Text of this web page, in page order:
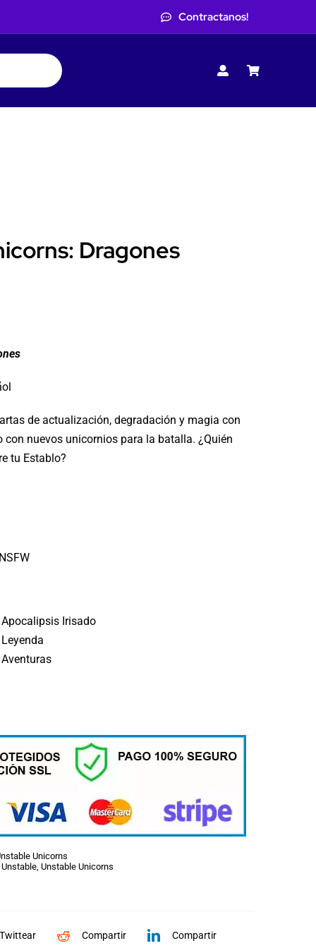
Contractanos!
Dragones
de actualización, degradación y magia con
con nuevos unicornios para la batalla. ¿Quién
tu Establo?
Irisado
Unicorns
Unstable, Unstable Unicorns
Twittear Compartir Compartir